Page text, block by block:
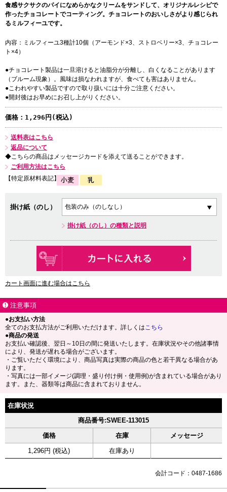
食感サクサクのパイになめらかなクリームをサンドして、オリジナルレシピで
作ったチョコレートでコーティング。チョコレートのおいしさがより感じられ
るミルフィーユです。
内容：ミルフィーユ3種計10個（アーモンド×3、ストロベリー×3、チョコレー
ト×4）
●チョコレート製品は一旦溶けると油脂分が分離し、白くなることがあります
（ブルーム現象）。風味は損なわれますが、食べても害はありません。
●こわれやすい製品ですので取り扱いには十分ご注意ください。
●開封後はお早めにお召し上がりください。
価格： 1,296円(税込)
送料表はこちら
返品について
◆こちらの商品はメッセージカードを添えて送ることができます。
ご利用方法はこちら
【特定原材料表記】
掛け紙（のし）
掛け紙（のし）の種類と説明
カート画面に進む場合はこちら
注意事項
●お支払い方法
全てのお支払方法がご利用いただけます。詳しくはこちら
●商品の発送
お支払い確認後、翌日～10日の間に発送いたします。在庫状況やその他諸事情
により、発送が遅れる場合がございます。
・ご覧いただく環境により、商品写真は実際の商品の色と若干異なる場合があ
ります。
・写真には一部イメージ(調理・盛り付け例・使用例)が含まれている場合があり
ます。また、器類等は商品に含まれておりません。
在庫状況
商品番号:SWEE-113015
価格
在庫
メッセージ
1,296円 (税込)
在庫あり
会計コード：0487-1686